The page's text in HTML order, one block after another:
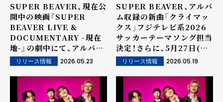
SUPER BEAVER、現在公
開中の映画『SUPER
BEAVER LIVE &
DOCUMENTARY -現在
地-』の劇中にて、アルバム
『人生』収録の新曲「告白」
が使用されていることが明
らかに！
リリース情報 2026.05.23
SUPER BEAVER、アルバ
ム収録の新曲「クライマッ
クス」フジテレビ系2026
サッカーテーマソング担当
決定！さらに、5月27日(水)
より「クライマックス」先
行配信も決定！
リリース情報 2026.05.19